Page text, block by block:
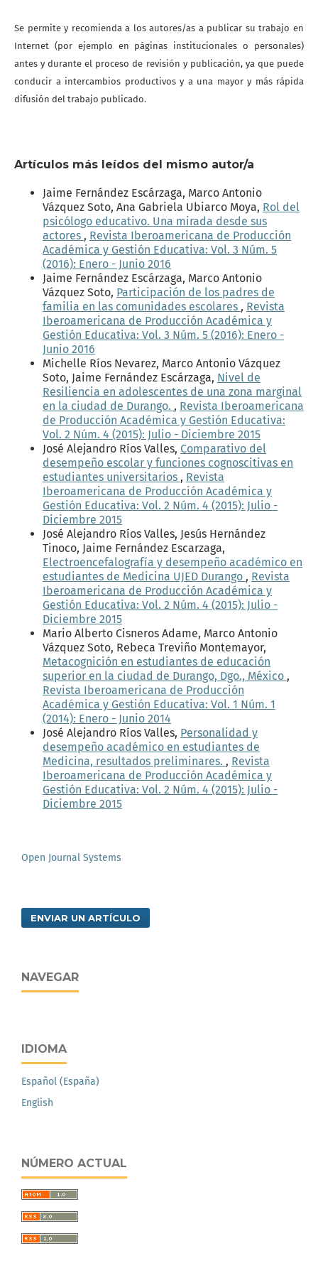
Se permite y recomienda a los autores/as a publicar su trabajo en
Internet (por ejemplo en páginas institucionales o personales)
antes y durante el proceso de revisión y publicación, ya que puede
conducir a intercambios productivos y a una mayor y más rápida
difusión del trabajo publicado.
Artículos más leídos del mismo autor/a
Jaime Fernández Escárzaga, Marco Antonio
Vázquez Soto, Ana Gabriela Ubiarco Moya, Rol del
psicólogo educativo. Una mirada desde sus
actores , Revista Iberoamericana de Producción
Académica y Gestión Educativa: Vol. 3 Núm. 5
(2016): Enero - Junio 2016
Jaime Fernández Escárzaga, Marco Antonio
Vázquez Soto, Participación de los padres de
familia en las comunidades escolares , Revista
Iberoamericana de Producción Académica y
Gestión Educativa: Vol. 3 Núm. 5 (2016): Enero -
Junio 2016
Michelle Ríos Nevarez, Marco Antonio Vázquez
Soto, Jaime Fernández Escárzaga, Nivel de
Resiliencia en adolescentes de una zona marginal
en la ciudad de Durango. , Revista Iberoamericana
de Producción Académica y Gestión Educativa:
Vol. 2 Núm. 4 (2015): Julio - Diciembre 2015
José Alejandro Ríos Valles, Comparativo del
desempeño escolar y funciones cognoscitivas en
estudiantes universitarios , Revista
Iberoamericana de Producción Académica y
Gestión Educativa: Vol. 2 Núm. 4 (2015): Julio -
Diciembre 2015
José Alejandro Ríos Valles, Jesús Hernández
Tinoco, Jaime Fernández Escarzaga,
Electroencefalografía y desempeño académico en
estudiantes de Medicina UJED Durango , Revista
Iberoamericana de Producción Académica y
Gestión Educativa: Vol. 2 Núm. 4 (2015): Julio -
Diciembre 2015
Mario Alberto Cisneros Adame, Marco Antonio
Vázquez Soto, Rebeca Treviño Montemayor,
Metacognición en estudiantes de educación
superior en la ciudad de Durango, Dgo., México ,
Revista Iberoamericana de Producción
Académica y Gestión Educativa: Vol. 1 Núm. 1
(2014): Enero - Junio 2014
José Alejandro Ríos Valles, Personalidad y
desempeño académico en estudiantes de
Medicina, resultados preliminares. , Revista
Iberoamericana de Producción Académica y
Gestión Educativa: Vol. 2 Núm. 4 (2015): Julio -
Diciembre 2015
Open Journal Systems
ENVIAR UN ARTÍCULO
NAVEGAR
IDIOMA
Español (España)
English
NÚMERO ACTUAL